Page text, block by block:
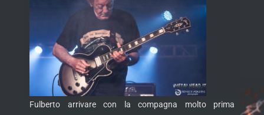
Fulberto arrivare con la compagna molto prima